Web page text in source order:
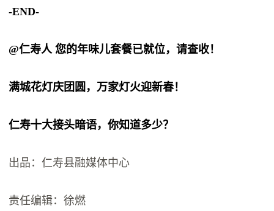
-END-
@仁寿人 您的年味儿套餐已就位，请查收！
满城花灯庆团圆，万家灯火迎新春！
仁寿十大接头暗语，你知道多少？
出品：仁寿县融媒体中心
责任编辑：徐燃